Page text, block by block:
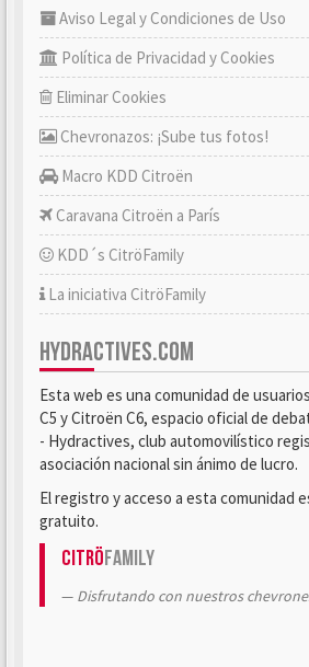
Aviso Legal y Condiciones de Uso
Política de Privacidad y Cookies
Eliminar Cookies
Chevronazos: ¡Sube tus fotos!
Macro KDD Citroën
Caravana Citroën a París
KDD´s CitröFamily
La iniciativa CitröFamily
HYDRACTIVES.COM
Esta web es una comunidad de
C5 y Citroën C6, espacio oficial de
- Hydractives, club automovilístico
asociación nacional sin ánimo de lucro.
El registro y acceso a esta comunidad
gratuito.
CitröFamily
Disfrutando con nuestros